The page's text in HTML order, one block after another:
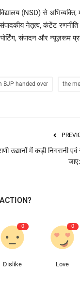
(NSD) से
नेतृत्व, कंटेंट रणनीति
संपादन और न्यूज़रूम
BJP handed over the
उद्यानों में कड़ी निगरानी एवं
0
Dislike
0
Love